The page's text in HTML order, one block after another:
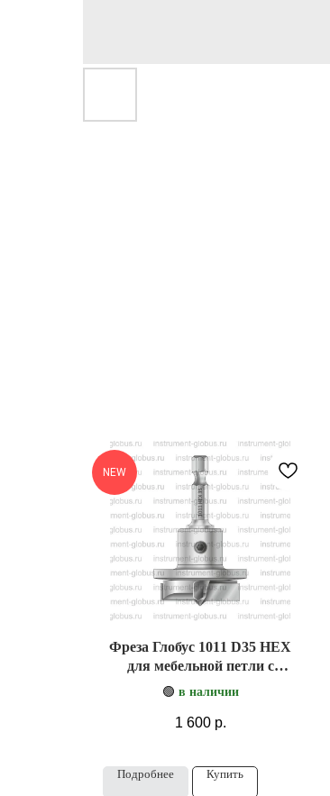
NEW
Фреза Глобус 1011 D35 HEX
для мебельной петли с
подшипником (сверло
🟢 в наличии
1 600 р.
Подробнее Купить